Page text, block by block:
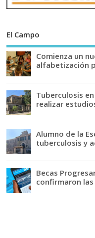
El Campo
Comienza un
alfabetización
Tuberculosis
realizar
Alumno de la
tuberculosis y
Becas
confirmaron